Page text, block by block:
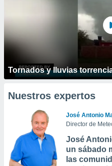
Tornados y lluvias
Nuestros expertos
José Antonio
Director de
José
un sábado
las